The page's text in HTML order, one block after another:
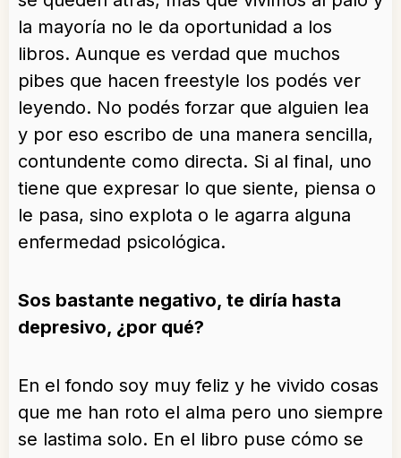
la mayoría no le da oportunidad a los
libros. Aunque es verdad que muchos
pibes que hacen freestyle los podés ver
leyendo. No podés forzar que alguien lea
y por eso escribo de una manera sencilla,
contundente como directa. Si al final, uno
tiene que expresar lo que siente, piensa o
le pasa, sino explota o le agarra alguna
enfermedad psicológica.
Sos bastante negativo, te diría hasta
depresivo, ¿por qué?
En el fondo soy muy feliz y he vivido cosas
que me han roto el alma pero uno siempre
se lastima solo. En el libro puse cómo se